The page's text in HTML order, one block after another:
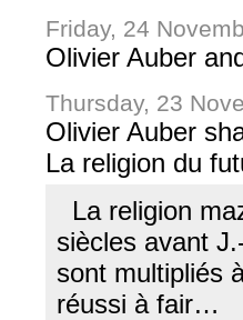
Friday, 24
Olivier Auber
Thursday, 23
Olivier Auber
La religion du
La religion
siècles avant
sont multipliés
réussi à fair…